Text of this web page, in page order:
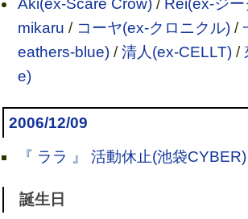
Aki(ex-Scare Crow)/ Rei(ex-ジー
mikaru / コーヤ(ex-クロニクル)/
eathers-blue)/清人(ex-CELLT)/
e)
2006/12/09
『 ララ 』 活動休止(池袋CYBER)
誕生日